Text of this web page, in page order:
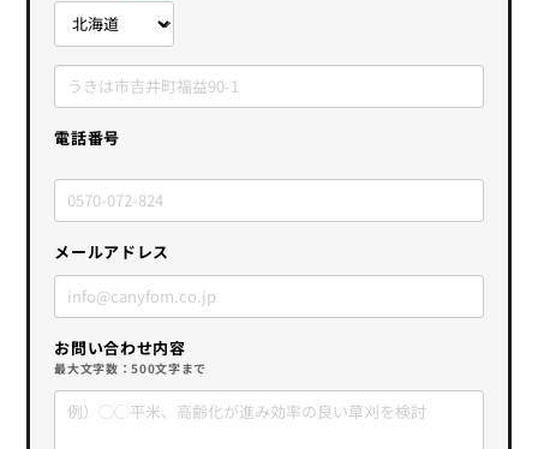
電話番号
メールアドレス
お問い合わせ内容
最大文字数：500文字まで